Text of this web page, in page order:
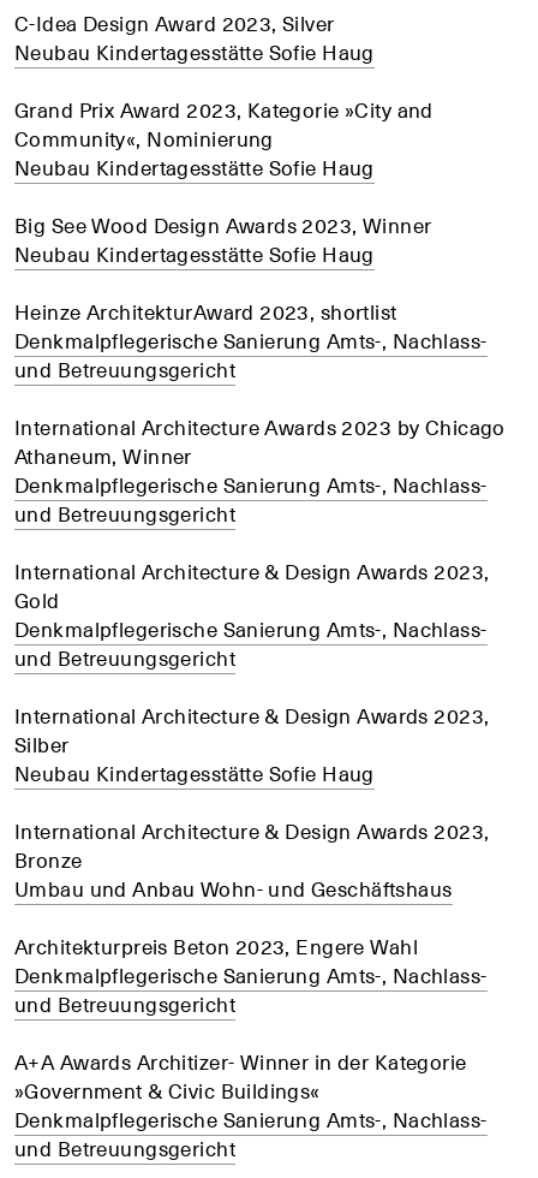
C-Idea Design Award 2023, Silver
Neubau Kindertagesstätte Sofie Haug
Grand Prix Award 2023, Kategorie »City and
Community«, Nominierung
Neubau Kindertagesstätte Sofie Haug
Big See Wood Design Awards 2023, Winner
Neubau Kindertagesstätte Sofie Haug
Heinze ArchitekturAward 2023, shortlist
Denkmalpflegerische Sanierung Amts-, Nachlass-
und Betreuungsgericht
International Architecture Awards 2023 by Chicago
Athaneum, Winner
Denkmalpflegerische Sanierung Amts-, Nachlass-
und Betreuungsgericht
International Architecture & Design Awards 2023,
Gold
Denkmalpflegerische Sanierung Amts-, Nachlass-
und Betreuungsgericht
International Architecture & Design Awards 2023,
Silber
Neubau Kindertagesstätte Sofie Haug
International Architecture & Design Awards 2023,
Bronze
Umbau und Anbau Wohn- und Geschäftshaus
Architekturpreis Beton 2023, Engere Wahl
Denkmalpflegerische Sanierung Amts-, Nachlass-
und Betreuungsgericht
A+A Awards Architizer- Winner in der Kategorie
»Government & Civic Buildings«
Denkmalpflegerische Sanierung Amts-, Nachlass-
und Betreuungsgericht
+ +